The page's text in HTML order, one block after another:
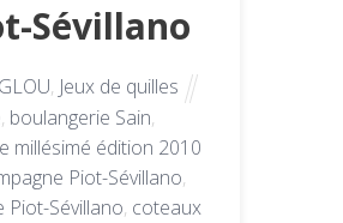
Sévillano
, Jeux de quilles
, boulangerie Sain,
millésimé édition 2010
Piot-Sévillano,
Piot-Sévillano, coteaux